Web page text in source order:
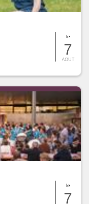
le
7
AOUT
le
7